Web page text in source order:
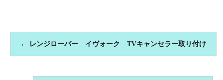
← レンジローバー イヴォーク TVキャンセラー取り付け